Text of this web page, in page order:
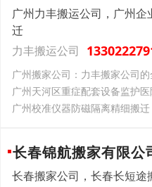
广州力丰搬运公司，广州
迁
力丰搬运公司
广州搬家公司：力丰搬家公司
广州天河区重症配套设备监护
广州校准仪器防磁隔离精细搬
长春锦航搬家有限公
长春搬家公司，长春长短途